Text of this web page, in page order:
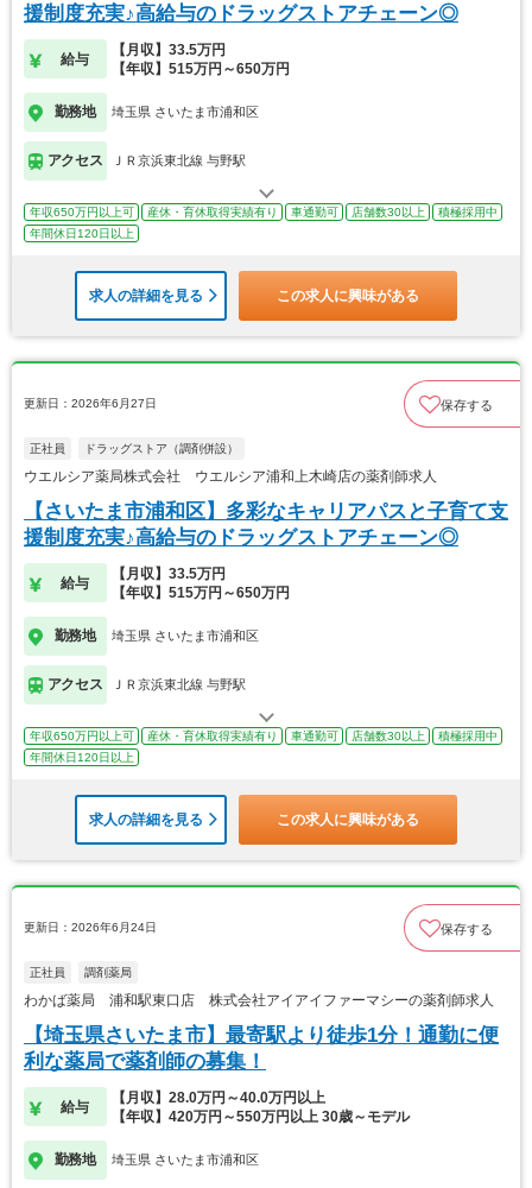
援制度充実♪高給与のドラッグストアチェーン◎
給与
【月収】33.5万円
【年収】515万円～650万円
勤務地 埼玉県 さいたま市浦和区
アクセス ＪＲ京浜東北線 与野駅
年収650万円以上可 産休・育休取得実績有り 車通勤可 店舗数30以上
積極採用中
年間休日120日以上
求人の詳細を見る この求人に興味がある
更新日：2026年6月27日 保存する
正社員 ドラッグストア（調剤併設）
ウエルシア薬局株式会社 ウエルシア浦和上木崎店の薬剤師求人
【さいたま市浦和区】多彩なキャリアパスと子育て支
援制度充実♪高給与のドラッグストアチェーン◎
給与
【月収】33.5万円
【年収】515万円～650万円
勤務地 埼玉県 さいたま市浦和区
アクセス ＪＲ京浜東北線 与野駅
年収650万円以上可 産休・育休取得実績有り 車通勤可 店舗数30以上
積極採用中
年間休日120日以上
求人の詳細を見る この求人に興味がある
更新日：2026年6月24日 保存する
正社員 調剤薬局
わかば薬局 浦和駅東口店 株式会社アイアイファーマシーの薬剤師求人
【埼玉県さいたま市】最寄駅より徒歩1分！通勤に便
利な薬局で薬剤師の募集！
給与
【月収】28.0万円～40.0万円以上
【年収】420万円～550万円以上 30歳～モデル
勤務地 埼玉県 さいたま市浦和区